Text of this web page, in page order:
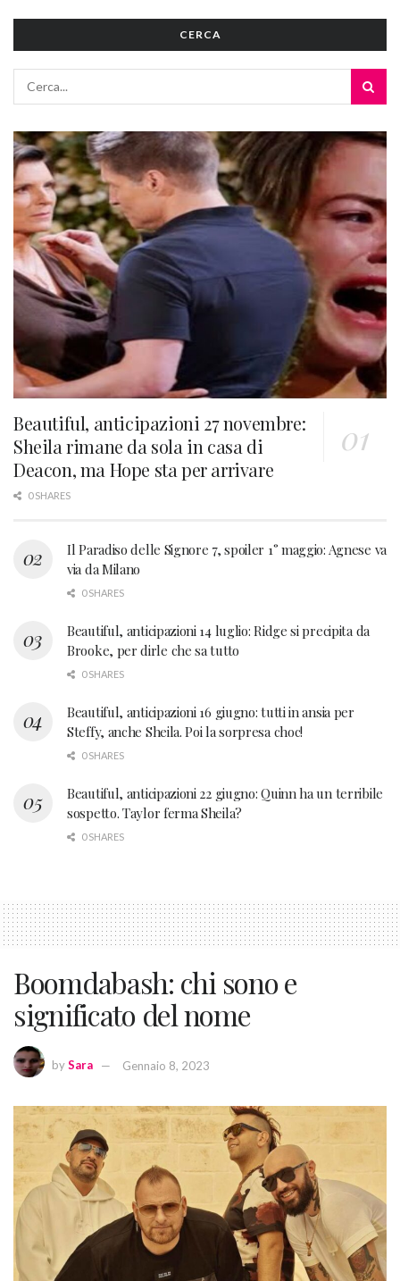
CERCA
Beautiful, anticipazioni 27 novembre:
Sheila rimane da sola in casa di
Deacon, ma Hope sta per arrivare
0 SHARES
Il Paradiso delle Signore 7, spoiler 1° maggio: Agnese va
via da Milano
0 SHARES
Beautiful, anticipazioni 14 luglio: Ridge si precipita da
Brooke, per dirle che sa tutto
0 SHARES
Beautiful, anticipazioni 16 giugno: tutti in ansia per
Steffy, anche Sheila. Poi la sorpresa choc!
0 SHARES
Beautiful, anticipazioni 22 giugno: Quinn ha un terribile
sospetto. Taylor ferma Sheila?
0 SHARES
Boomdabash: chi sono e
significato del nome
bySara Gennaio 8, 2023